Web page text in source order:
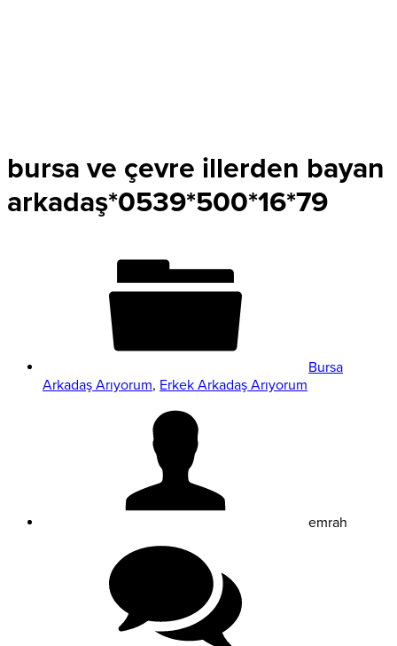
bursa ve çevre illerden bayan
arkadaş*0539*500*16*79
Bursa
Arkadaş Arıyorum, Erkek Arkadaş Arıyorum
emrah